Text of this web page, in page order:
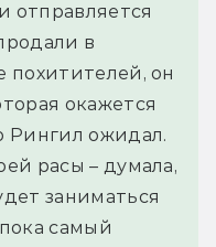
отправляется
в
похитителей, он
окажется
Рингил ожидал.
расы – думала,
заниматься
самый